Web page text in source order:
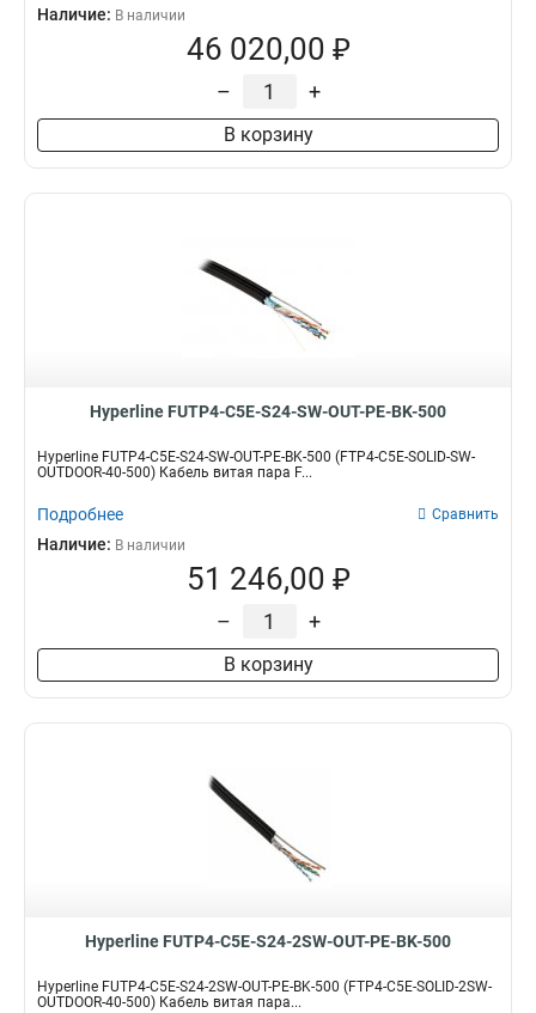
Наличие: В наличии
46 020,00 ₽
– +
В корзину
Hyperline FUTP4-C5E-S24-SW-OUT-PE-BK-500
Hyperline FUTP4-C5E-S24-SW-OUT-PE-BK-500 (FTP4-C5E-SOLID-SW-
OUTDOOR-40-500) Кабель витая пара F...
Подробнее Сравнить
Наличие: В наличии
51 246,00 ₽
– +
В корзину
Hyperline FUTP4-C5E-S24-2SW-OUT-PE-BK-500
Hyperline FUTP4-C5E-S24-2SW-OUT-PE-BK-500 (FTP4-C5E-SOLID-2SW-
OUTDOOR-40-500) Кабель витая пара...